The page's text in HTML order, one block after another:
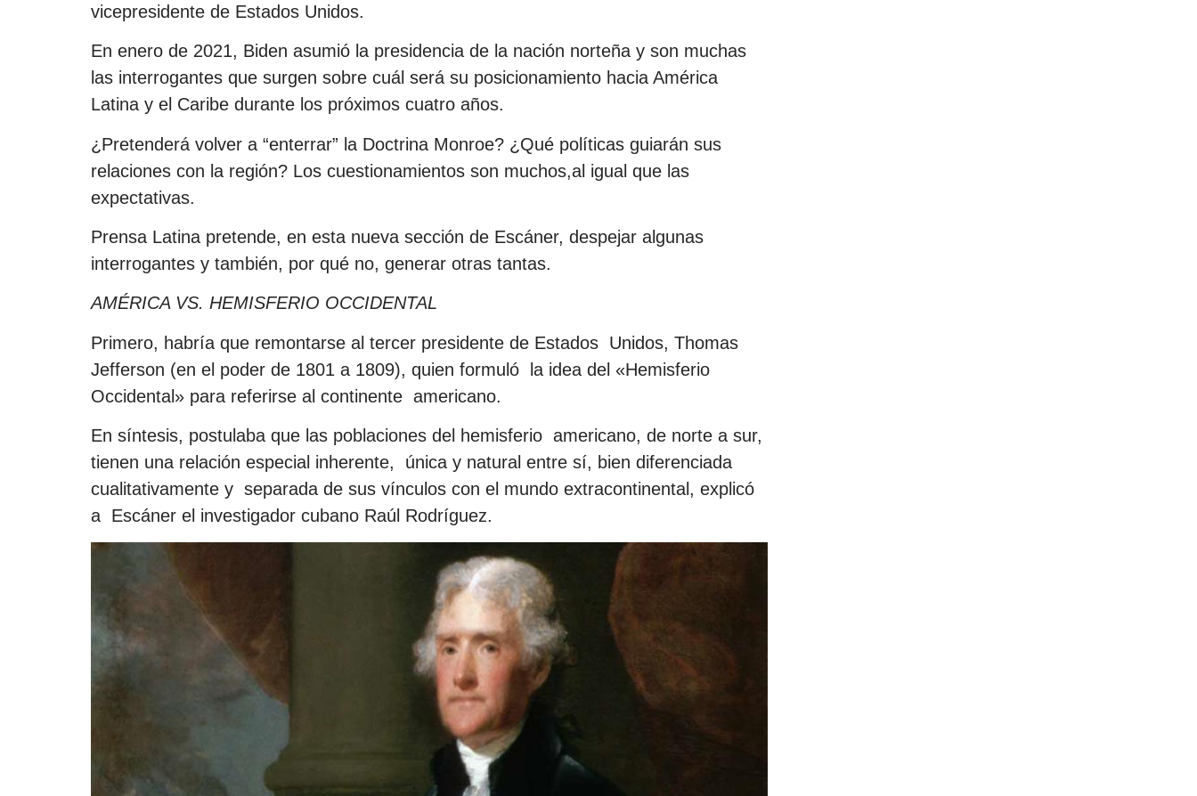
vicepresidente de Estados Unidos.
En enero de 2021, Biden asumió la presidencia de la nación norteña y son muchas
las interrogantes que surgen sobre cuál será su posicionamiento hacia América
Latina y el Caribe durante los próximos cuatro años.
¿Pretenderá volver a “enterrar” la Doctrina Monroe? ¿Qué políticas guiarán sus
relaciones con la región? Los cuestionamientos son muchos,al igual que las
expectativas.
Prensa Latina pretende, en esta nueva sección de Escáner, despejar algunas
interrogantes y también, por qué no, generar otras tantas.
AMÉRICA VS. HEMISFERIO OCCIDENTAL
Primero, habría que remontarse al tercer presidente de Estados Unidos, Thomas
Jefferson (en el poder de 1801 a 1809), quien formuló la idea del «Hemisferio
Occidental» para referirse al continente americano.
En síntesis, postulaba que las poblaciones del hemisferio americano, de norte a sur,
tienen una relación especial inherente, única y natural entre sí, bien diferenciada
cualitativamente y separada de sus vínculos con el mundo extracontinental, explicó
a Escáner el investigador cubano Raúl Rodríguez.